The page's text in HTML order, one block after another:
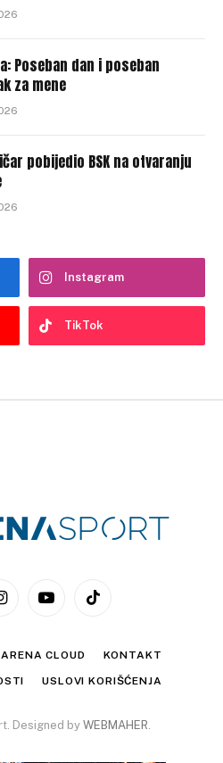
Poseban dan i poseban
za mene
pobijedio BSK na otvaranju
Instagram
TikTok
YouTubeTikTok
ARENA CLOUD KONTAKT
USLOVI KORIŠĆENJA
Designed by WEBMAHER.